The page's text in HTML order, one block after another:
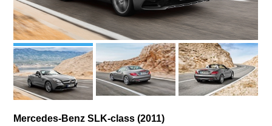
Mercedes-Benz SLK-class (2011)